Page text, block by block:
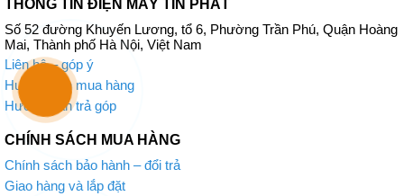
Gas R32 thân thiện với môi trường
Môi chất lạnh R32 là phương tiện truyền nhiệt tuyệt vời giúp đạt
hiệu quả về chi phí và năng lượng cao hơn. Hiệu suất làm lạnh lớn
hơn so với các dòng gas đời trước đồng thời có rủi ro gây nóng lên
toàn cầu thấp, do đó thân thiện hơn với môi trường.
THÔNG TIN ĐIỆN MÁY TÍN PHÁT
Số 52 đường Khuyến Lương, tổ 6, Phường Trần Phú, Quận Hoàng
Mai, Thành phố Hà Nội, Việt Nam
Liên hệ – góp ý
Hướng dẫn mua hàng
Hướng dẫn trả góp
CHÍNH SÁCH MUA HÀNG
Chính sách bảo hành – đổi trả
Giao hàng và lắp đặt